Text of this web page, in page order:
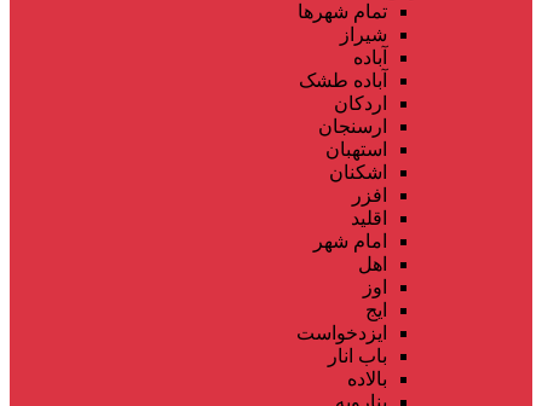
تمام شهر‌ها
شیراز
آباده
آباده طشک
اردکان
ارسنجان
استهبان
اشکنان
افزر
اقلید
امام شهر
اهل
اوز
ایج
ایزدخواست
باب انار
بالاده
بنارویه